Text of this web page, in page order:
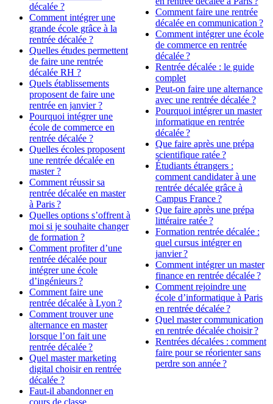
décalée ?
Comment intégrer une
grande école grâce à la
rentrée décalée ?
Quelles études permettent
de faire une rentrée
décalée RH ?
Quels établissements
proposent de faire une
rentrée en janvier ?
Pourquoi intégrer une
école de commerce en
rentrée décalée ?
Quelles écoles proposent
une rentrée décalée en
master ?
Comment réussir sa
rentrée décalée en master
à Paris ?
Quelles options s’offrent à
moi si je souhaite changer
de formation ?
Comment profiter d’une
rentrée décalée pour
intégrer une école
d’ingénieurs ?
Comment faire une
rentrée décalée à Lyon ?
Comment trouver une
alternance en master
lorsque l’on fait une
rentrée décalée ?
Quel master marketing
digital choisir en rentrée
décalée ?
Faut-il abandonner en
cours de classe
Comment faire une rentrée
décalée en communication ?
Comment intégrer une école
de commerce en rentrée
décalée ?
Rentrée décalée : le guide
complet
Peut-on faire une alternance
avec une rentrée décalée ?
Pourquoi intégrer un master
informatique en rentrée
décalée ?
Que faire après une prépa
scientifique ratée ?
Étudiants étrangers :
comment candidater à une
rentrée décalée grâce à
Campus France ?
Que faire après une prépa
littéraire ratée ?
Formation rentrée décalée :
quel cursus intégrer en
janvier ?
Comment intégrer un master
finance en rentrée décalée ?
Comment rejoindre une
école d’informatique à Paris
en rentrée décalée ?
Quel master communication
en rentrée décalée choisir ?
Rentrées décalées : comment
faire pour se réorienter sans
perdre son année ?